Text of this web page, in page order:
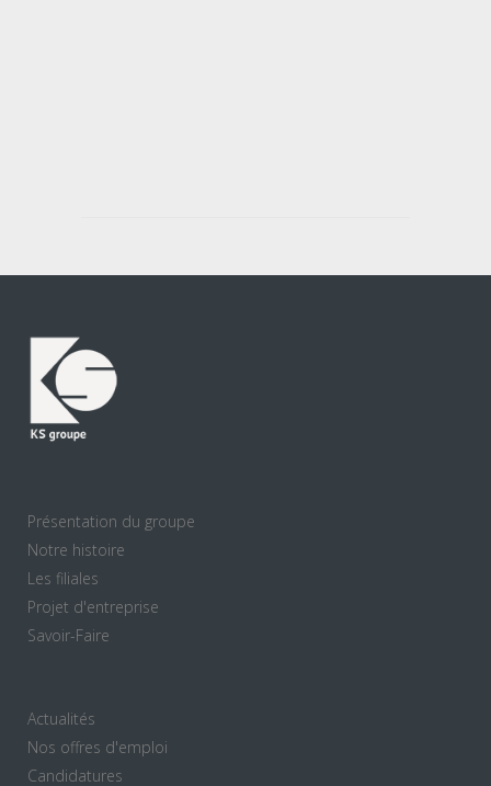
Présentation du groupe
Notre histoire
Les filiales
Projet d'entreprise
Savoir-Faire
Actualités
Nos offres d'emploi
Candidatures